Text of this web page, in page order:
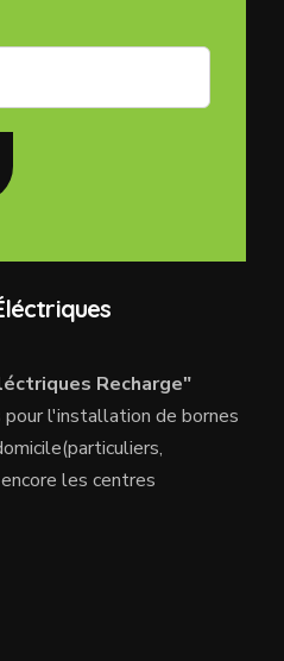
Recharge"
l'installation de bornes
les centres